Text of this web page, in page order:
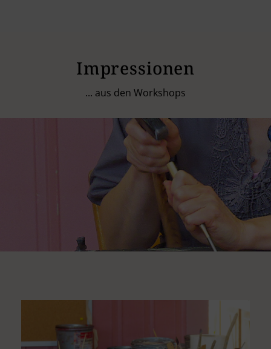
Impressionen
... aus den Workshops